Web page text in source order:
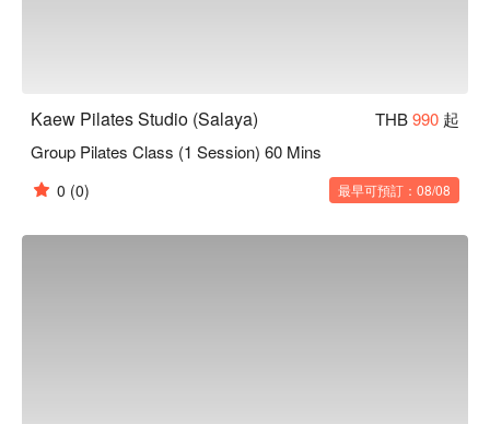
Kaew Pilates Studio (Salaya) THB990 起
Group Pilates Class (1 Session) 60 Mins
0 (0) 最早可預訂：08/08